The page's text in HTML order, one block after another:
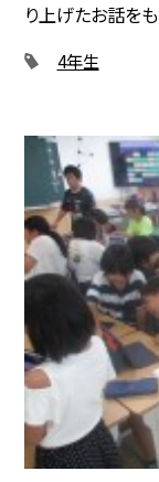
り上げたお話を
4年生